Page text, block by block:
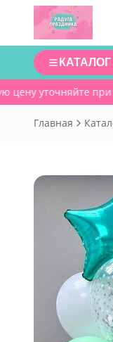
уточняйте при
Главная